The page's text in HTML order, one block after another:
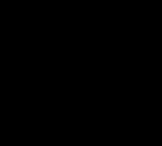
Storsenter